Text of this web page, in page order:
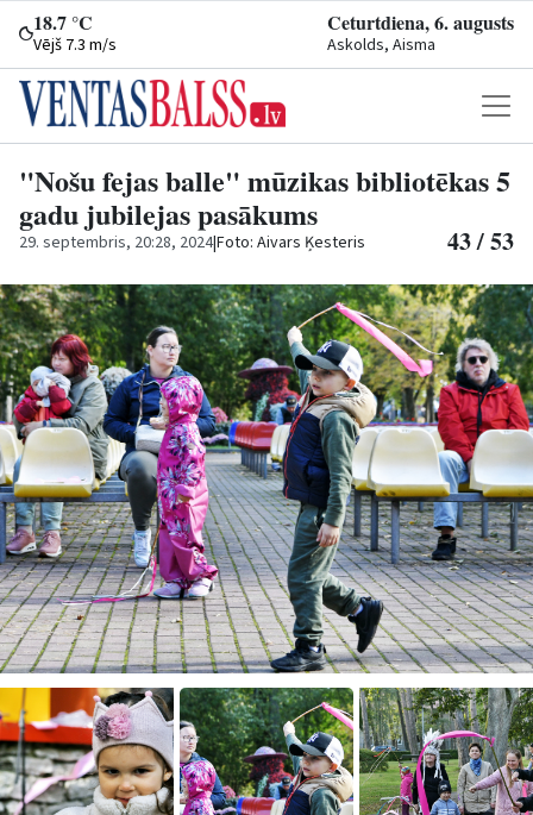
18.7 °C
Vējš 7.3 m/s
Ceturtdiena, 6. augusts
Askolds, Aisma
"Nošu fejas balle" mūzikas bibliotēkas 5
gadu jubilejas pasākums
29. septembris, 20:28, 2024|Foto: Aivars Ķesteris 43 / 53